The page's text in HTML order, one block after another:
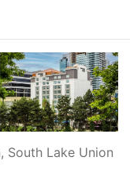
South Lake Union